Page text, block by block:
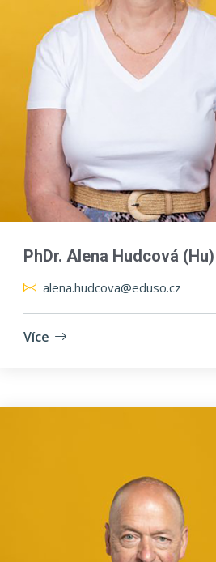
PhDr. Alena Hudcová (Hu)
alena.hudcova@eduso.cz
Více